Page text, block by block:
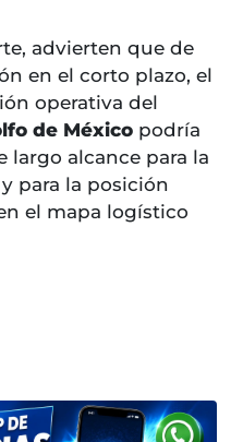
advierten que de
en el corto plazo, el
operativa del
de México podría
largo alcance para la
para la posición
el mapa logístico